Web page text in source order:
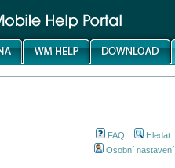
FAQ Hledat
Osobní nastavení